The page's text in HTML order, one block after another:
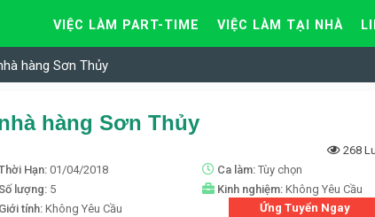
VIỆC LÀM PART-TIME VIỆC LÀM TẠI NHÀ
hàng Sơn Thủy
hàng Sơn Thủy
268
Hạn:01/04/2018 Ca làm: Tùy chọn
lượng: 5 Kinh nghiệm: Không Yêu Cầu
Giới tính: Không Yêu Cầu Ứng Tuyển Ngay